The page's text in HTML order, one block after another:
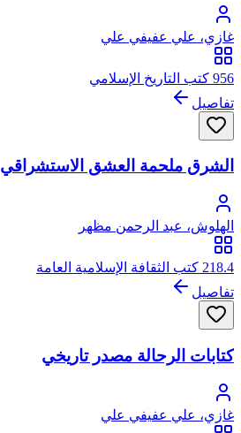
غازي، علي عفيفي علي
956 كتب التاريخ الإسلامي
تفاصيل
الشرق ملحمة العشق الاستشراقي
الهلوش، عبد الرحمن مظهر
218.4 كتب الثقافة الإسلامية العامة
تفاصيل
كتابات الرحالة مصدر تاريخي
غازي، علي عفيفي علي